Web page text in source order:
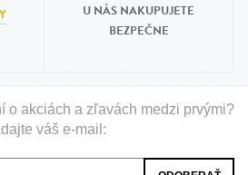
U NÁS NAKUPUJETE
BEZPEČNE
o akciách a zľavách medzi prvými?
váš e-mail: